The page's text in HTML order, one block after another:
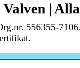
|
556355-